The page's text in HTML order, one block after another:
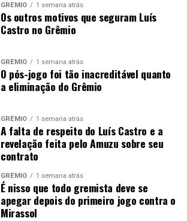
GRÊMIO 1 semana atrás
Os outros motivos que seguram Luís
Castro no Grêmio
GRÊMIO 1 semana atrás
O pós-jogo foi tão inacreditável quanto
a eliminação do Grêmio
GRÊMIO 1 semana atrás
A falta de respeito do Luís Castro e a
revelação feita pelo Amuzu sobre seu
contrato
GRÊMIO 1 semana atrás
É nisso que todo gremista deve se
apegar depois do primeiro jogo contra o
Mirassol